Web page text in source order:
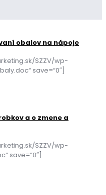
obalov na nápoje
SZZV/wp-
save=“0″]
a o zmene a
SZZV/wp-
save=“0″]